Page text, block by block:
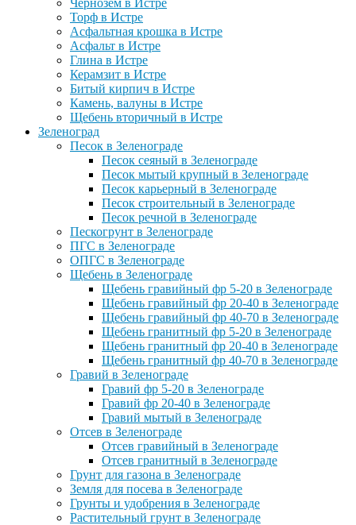
Торф в Истре
Асфальтная крошка в Истре
Асфальт в Истре
Глина в Истре
Керамзит в Истре
Битый кирпич в Истре
Камень, валуны в Истре
Щебень вторичный в Истре
Зеленоград
Песок в Зеленограде
Песок сеяный в Зеленограде
Песок мытый крупный в Зеленограде
Песок карьерный в Зеленограде
Песок строительный в Зеленограде
Песок речной в Зеленограде
Пескогрунт в Зеленограде
ПГС в Зеленограде
ОПГС в Зеленограде
Щебень в Зеленограде
Щебень гравийный фр 5-20 в Зеленограде
Щебень гравийный фр 20-40 в Зеленограде
Щебень гравийный фр 40-70 в Зеленограде
Щебень гранитный фр 5-20 в Зеленограде
Щебень гранитный фр 20-40 в Зеленограде
Щебень гранитный фр 40-70 в Зеленограде
Гравий в Зеленограде
Гравий фр 5-20 в Зеленограде
Гравий фр 20-40 в Зеленограде
Гравий мытый в Зеленограде
Отсев в Зеленограде
Отсев гравийный в Зеленограде
Отсев гранитный в Зеленограде
Грунт для газона в Зеленограде
Земля для посева в Зеленограде
Грунты и удобрения в Зеленограде
Растительный грунт в Зеленограде